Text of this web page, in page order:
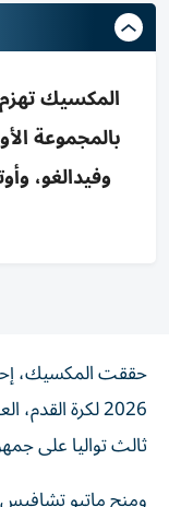
بالمجموعة
وفيدالغو،
حققت المكسيك،
2026 لكرة
ثالث تواليا على جمهورية تشيكيا